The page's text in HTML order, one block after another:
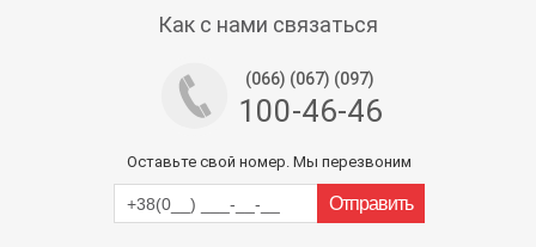
Как с нами связаться
(066) (067) (097)
100-46-46
Оставьте свой номер. Мы перезвоним